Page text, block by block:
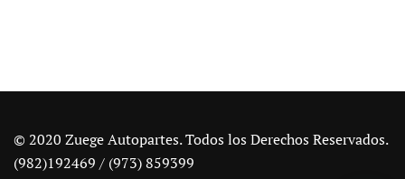
© 2020 Zuege Autopartes. Todos los Derechos Reservados.
(982)192469 / (973) 859399